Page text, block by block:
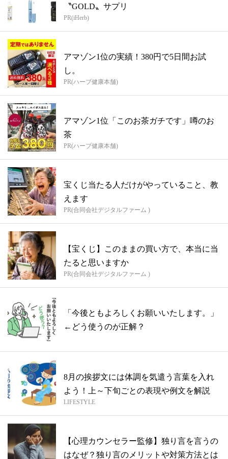
〝GOLD〟サプリ
PR(iHerb)
アマゾン1位の実績！380円で5日間お試
し。
PR(ハーブ健康本舗)
アマゾン1位「このお茶ガチです」噂のお
茶
PR(ハーブ健康本舗)
宝くじ当たる人だけがやっていること、教
えます
PR(合同会社デジタルファーム )
【宝くじ】このままの買い方で、本当に当
たると思いますか
PR(合同会社デジタルファーム )
「今後ともよろしくお願いいたします。」
←どう使うのが正解？
8月の挨拶文には体調を気遣う言葉を入れ
よう！上～下旬ごとの表現や例文を解説
LIFESTYLE
【心理カウンセラー監修】独り言を言うの
はなぜ？独り言のメリットや対策方法とは